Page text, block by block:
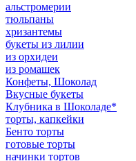
альстромерии
тюльпаны
хризантемы
букеты из лилии
из орхидеи
из ромашек
Конфеты, Шоколад
Вкусные букеты
Клубника в Шоколаде*
торты, капкейки
Бенто торты
готовые торты
начинки тортов